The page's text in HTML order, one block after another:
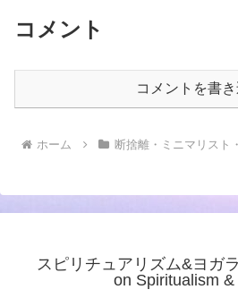
コメント
コメントを書
ホーム 断捨離・ミニマリスト
スピリチュアリズム&ヨガ
on Spiritualism &